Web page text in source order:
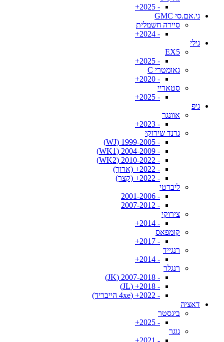
- 2025+
גי.אם.סי GMC
סיירה חשמלית
- 2024+
גילי
EX5
- 2025+
גאומטרי C
- 2020+
סטאריי
- 2025+
גיפ
אוונגר
- 2023+
גרנד שירוקי
- 1999-2005 (WJ)
- 2004-2009 (WK1)
- 2010-2022 (WK2)
- 2022+ (ארוך)
- 2022+ (קצר)
ליברטי
- 2001-2006
- 2007-2012
צירוקי
- 2014+
קומפאס
- 2017+
רנגייד
- 2014+
רנגלר
- 2007-2018 (JK)
- 2018+ (JL)
- 2022+ (4xe הייבריד)
דאציה
ביגסטר
- 2025+
גוגר
- 2021+